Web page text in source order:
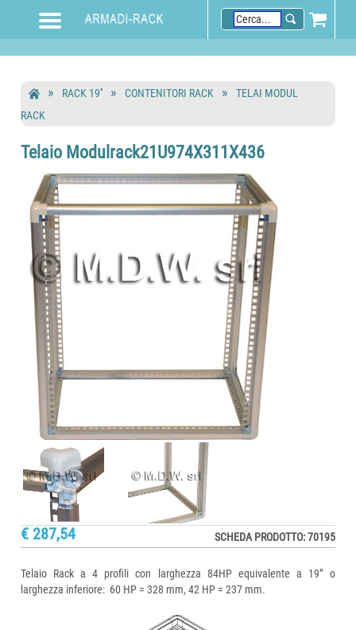
RACK 19'' CONTENITORI RACK
TELAI MODUL
RACK
Telaio Modulrack21U974X311X436
€ 287,54 SCHEDA PRODOTTO: 70195
Telaio Rack a 4 profili con larghezza 84HP equivalente a 19’’ o
larghezza inferiore: 60 HP = 328 mm, 42 HP = 237 mm.